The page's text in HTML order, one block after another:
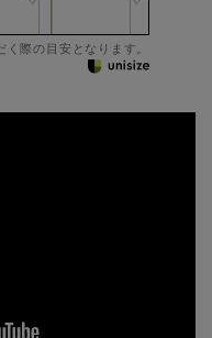
際の目安となります。